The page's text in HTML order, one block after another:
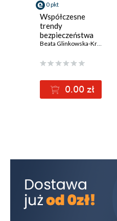
0 pkt
Współczesne
trendy
bezpieczeństwa
biznesu. Problemy
gospodarek
Beata Glinkowska-Krauze
0.00 zł